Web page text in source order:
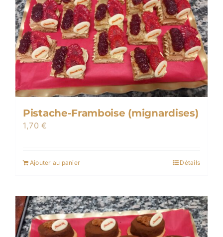
Pistache-Framboise (mignardises)
1,70€
Ajouter au panier Détails